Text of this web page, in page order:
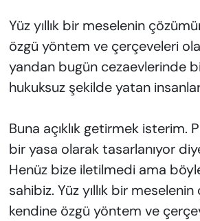
Yüz yıllık bir meselenin
özgü yöntem ve çerçeveleri
yandan bugün cezaevlerinde
hukuksuz şekilde yatan
Buna açıklık getirmek isterim.
bir yasa olarak tasarlanıyor
Henüz bize iletilmedi ama
sahibiz. Yüz yıllık bir
kendine özgü yöntem ve